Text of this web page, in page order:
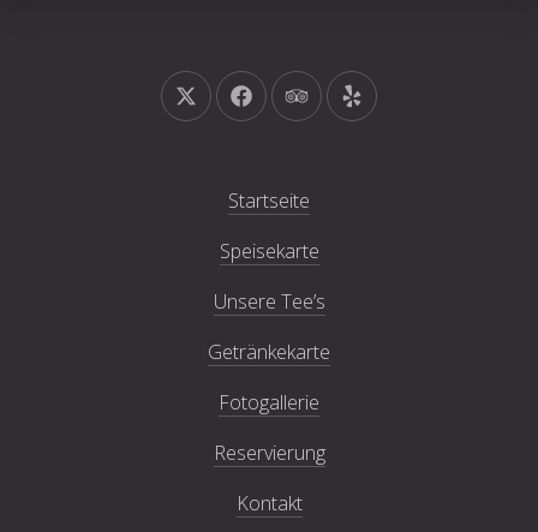
Neues Fenster
Neues Fenster
Neues FensterNeues Fenster
Startseite
Speisekarte
Unsere Tee’s
Getränkekarte
Fotogallerie
Reservierung
Kontakt